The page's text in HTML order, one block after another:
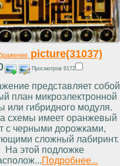
picture(31037)
Просмотров 6172
представляет собой
план микроэлектронной
или гибридного модуля.
схемы имеет оранжевый
с черными дорожками,
сложный лабиринт.
На этой подложке
Подробнее...